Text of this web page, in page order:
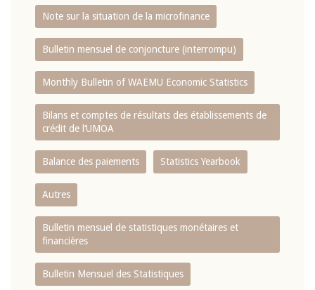
Note sur la situation de la microfinance
Bulletin mensuel de conjoncture (interrompu)
Monthly Bulletin of WAEMU Economic Statistics
Bilans et comptes de résultats des établissements de
crédit de l‘UMOA
Balance des paiements Statistics Yearbook
Autres
Bulletin mensuel de statistiques monétaires et
financières
Bulletin Mensuel des Statistiques